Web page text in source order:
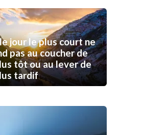
jour le plus court ne
pas au coucher de
tôt ou au lever de
tardif